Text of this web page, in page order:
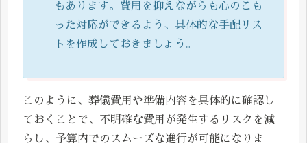
もあります。費用を抑えながらも心のこも
った対応ができるよう、具体的な手配リス
トを作成しておきましょう。
このように、葬儀費用や準備内容を具体的に確認し
ておくことで、不明確な費用が発生するリスクを減
らし、予算内でのスムーズな進行が可能になりま